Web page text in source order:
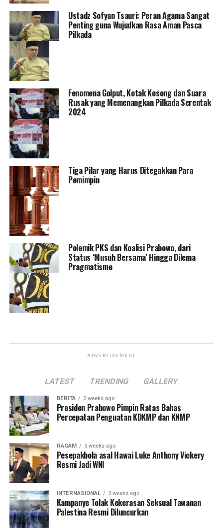
Ustadz Sofyan Tsauri: Peran Agama Sangat
Penting guna Wujudkan Rasa Aman Pasca
Pilkada
Fenomena Golput, Kotak Kosong dan Suara
Rusak yang Memenangkan Pilkada Serentak
2024
Tiga Pilar yang Harus Ditegakkan Para
Pemimpin
Polemik PKS dan Koalisi Prabowo, dari
Status ‘Musuh Bersama’ Hingga Dilema
Pragmatisme
ADVERTISEMENT
LATEST TRENDING GALLERY
BERITA 2 weeks ago
Presiden Prabowo Pimpin Ratas Bahas
Percepatan Penguatan KDKMP dan KNMP
RAGAM 3 weeks ago
Pesepakbola asal Hawai Luke Anthony Vickery
Resmi Jadi WNI
INTERNASIONAL 3 weeks ago
Kampanye Tolak Kekerasan Seksual Tawanan
Palestina Resmi Diluncurkan